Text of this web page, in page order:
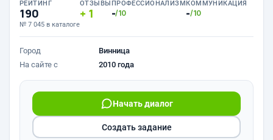
РЕЙТИНГ
190
№ 7 045 в каталоге
ОТЗЫВЫ
1
ПРОФЕССИОНАЛИЗМ
-/10
КОММУНИКАЦИЯ
-/10
Город
Винница
На сайте с
2010 года
Начать диалог
Создать задание